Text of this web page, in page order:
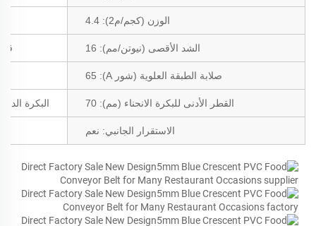
الوزن (كجم/م2): 4.4
الشد الأقصى (نيوتن/مم): 16 قوة
صلابة الطبقة العلوية (شور A): 65
القطر الأدنى للبكرة الانحناء (مم): 70 البكرة الدنيا
الاستقرار الجانبي: نعم